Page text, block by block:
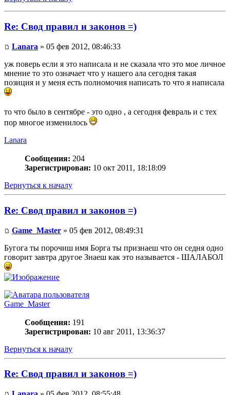
Re: Свод правил и законов =)
Lanara » 05 фев 2012, 08:46:33
уж поверь если я это написала и не сказала что это мое личное
мнение то это означает что у нашего ала сегодня такая
позиция и у меня есть полномочия написать то что я написала
то что было в сентябре - это одно , а сегодня февраль и с тех
пор многое изменилось
Lanara
Сообщения: 204
Зарегистрирован: 10 окт 2011, 18:18:09
Вернуться к началу
Re: Свод правил и законов =)
Game_Master » 05 фев 2012, 08:49:31
Бугога ты порочиш имя Борга ты признаеш что он седня одно
говорит завтра другое Знаеш как это называется - ШАЛАБОЛ
Game_Master
Сообщения: 191
Зарегистрирован: 10 авг 2011, 13:36:37
Вернуться к началу
Re: Свод правил и законов =)